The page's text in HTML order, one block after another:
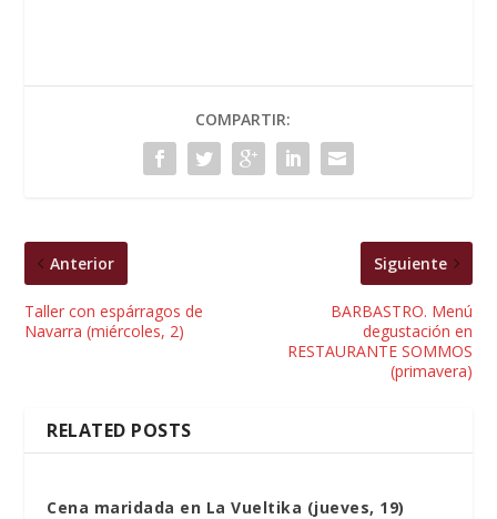
COMPARTIR:
Anterior
Taller con espárragos de
Navarra (miércoles, 2)
Siguiente
BARBASTRO. Menú
degustación en
RESTAURANTE SOMMOS
(primavera)
RELATED POSTS
Cena maridada en La Vueltika (jueves, 19)